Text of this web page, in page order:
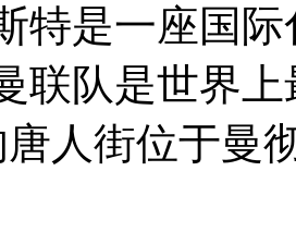
特是一座国
联队是世界
唐人街位于曼